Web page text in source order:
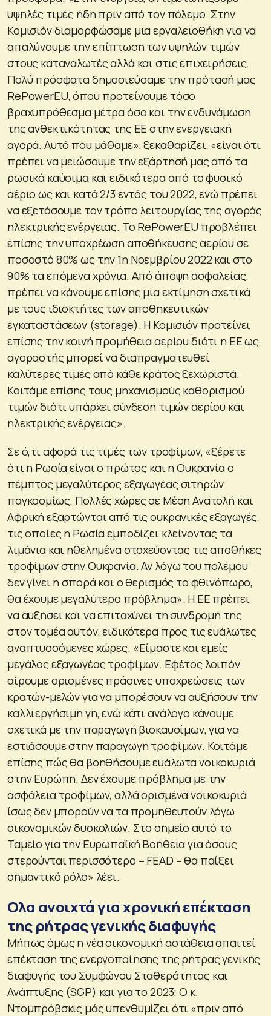
υψηλές τιμές ήδη πριν από τον πόλεμο. Στην
Κομισιόν διαμορφώσαμε μια εργαλειοθήκη για να
απαλύνουμε την επίπτωση των υψηλών τιμών
στους καταναλωτές αλλά και στις επιχειρήσεις.
Πολύ πρόσφατα δημοσιεύσαμε την πρότασή μας
RePowerEU, όπου προτείνουμε τόσο
βραχυπρόθεσμα μέτρα όσο και την ενδυνάμωση
της ανθεκτικότητας της ΕΕ στην ενεργειακή
αγορά. Αυτό που μάθαμε», ξεκαθαρίζει, «είναι ότι
πρέπει να μειώσουμε την εξάρτησή μας από τα
ρωσικά καύσιμα και ειδικότερα από το φυσικό
αέριο ως και κατά 2/3 εντός του 2022, ενώ πρέπει
να εξετάσουμε τον τρόπο λειτουργίας της αγοράς
ηλεκτρικής ενέργειας. Το RePowerEU προβλέπει
επίσης την υποχρέωση αποθήκευσης αερίου σε
ποσοστό 80% ως την 1η Νοεμβρίου 2022 και στο
90% τα επόμενα χρόνια. Από άποψη ασφαλείας,
πρέπει να κάνουμε επίσης μια εκτίμηση σχετικά
με τους ιδιοκτήτες των αποθηκευτικών
εγκαταστάσεων (storage). Η Κομισιόν προτείνει
επίσης την κοινή προμήθεια αερίου διότι η ΕΕ ως
αγοραστής μπορεί να διαπραγματευθεί
καλύτερες τιμές από κάθε κράτος ξεχωριστά.
Κοιτάμε επίσης τους μηχανισμούς καθορισμού
τιμών διότι υπάρχει σύνδεση τιμών αερίου και
ηλεκτρικής ενέργειας».
Σε ό,τι αφορά τις τιμές των τροφίμων, «ξέρετε
ότι η Ρωσία είναι ο πρώτος και η Ουκρανία ο
πέμπτος μεγαλύτερος εξαγωγέας σιτηρών
παγκοσμίως. Πολλές χώρες σε Μέση Ανατολή και
Αφρική εξαρτώνται από τις ουκρανικές εξαγωγές,
τις οποίες η Ρωσία εμποδίζει κλείνοντας τα
λιμάνια και ηθελημένα στοχεύοντας τις αποθήκες
τροφίμων στην Ουκρανία. Αν λόγω του πολέμου
δεν γίνει η σπορά και ο θερισμός το φθινόπωρο,
θα έχουμε μεγαλύτερο πρόβλημα». Η ΕΕ πρέπει
να αυξήσει και να επιταχύνει τη συνδρομή της
στον τομέα αυτόν, ειδικότερα προς τις ευάλωτες
αναπτυσσόμενες χώρες. «Είμαστε και εμείς
μεγάλος εξαγωγέας τροφίμων. Εφέτος λοιπόν
αίρουμε ορισμένες πράσινες υποχρεώσεις των
κρατών-μελών για να μπορέσουν να αυξήσουν την
καλλιεργήσιμη γη, ενώ κάτι ανάλογο κάνουμε
σχετικά με την παραγωγή βιοκαυσίμων, για να
εστιάσουμε στην παραγωγή τροφίμων. Κοιτάμε
επίσης πώς θα βοηθήσουμε ευάλωτα νοικοκυριά
στην Ευρώπη. Δεν έχουμε πρόβλημα με την
ασφάλεια τροφίμων, αλλά ορισμένα νοικοκυριά
ίσως δεν μπορούν να τα προμηθευτούν λόγω
οικονομικών δυσκολιών. Στο σημείο αυτό το
Ταμείο για την Ευρωπαϊκή Βοήθεια για όσους
στερούνται περισσότερο – FEAD – θα παίξει
σημαντικό ρόλο» λέει.
Ολα ανοιχτά για χρονική επέκταση
της ρήτρας γενικής διαφυγής
Μήπως όμως η νέα οικονομική αστάθεια απαιτεί
επέκταση της ενεργοποίησης της ρήτρας γενικής
διαφυγής του Συμφώνου Σταθερότητας και
Ανάπτυξης (SGP) και για το 2023; Ο κ.
Ντομπρόβσκις μάς υπενθυμίζει ότι «πριν από